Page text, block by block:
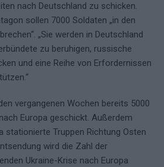
nach Deutschland zu schicken.
sollen 7000 Soldaten „in den
„Sie werden in Deutschland
zu beruhigen, russische
und eine Reihe von Erfordernissen
vergangenen Wochen bereits 5000
Europa geschickt. Außerdem
stationierte Truppen Richtung Osten
wird die Zahl der
Ukraine-Krise nach Europa